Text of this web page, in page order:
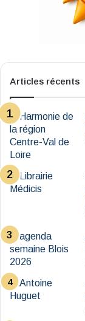
Articles récents